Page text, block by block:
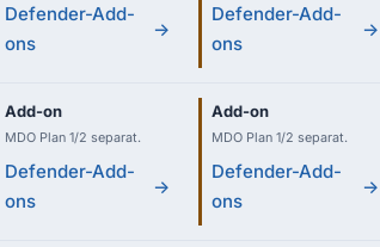
Defender-Add-
ons
→
Defender-Add-
ons
→
Add-on
MDO Plan 1/2 separat.
Defender-Add-
ons
→
Add-on
MDO Plan 1/2 separat.
Defender-Add-
ons
→